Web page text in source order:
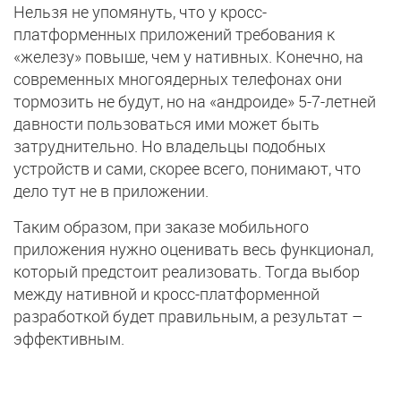
Нельзя не упомянуть, что у кросс-
платформенных приложений требования к
«железу» повыше, чем у нативных. Конечно, на
современных многоядерных телефонах они
тормозить не будут, но на «андроиде» 5-7-летней
давности пользоваться ими может быть
затруднительно. Но владельцы подобных
устройств и сами, скорее всего, понимают, что
дело тут не в приложении.
Таким образом, при заказе мобильного
приложения нужно оценивать весь функционал,
который предстоит реализовать. Тогда выбор
между нативной и кросс-платформенной
разработкой будет правильным, а результат –
эффективным.